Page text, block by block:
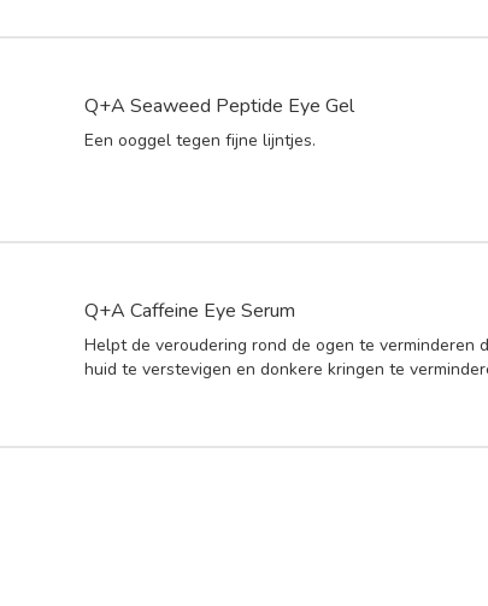
Q+A Seaweed Peptide Eye Gel
Een ooggel tegen fijne lijntjes.
Q+A Caffeine Eye Serum
Helpt de veroudering rond de ogen te verminderen
huid te verstevigen en donkere kringen te